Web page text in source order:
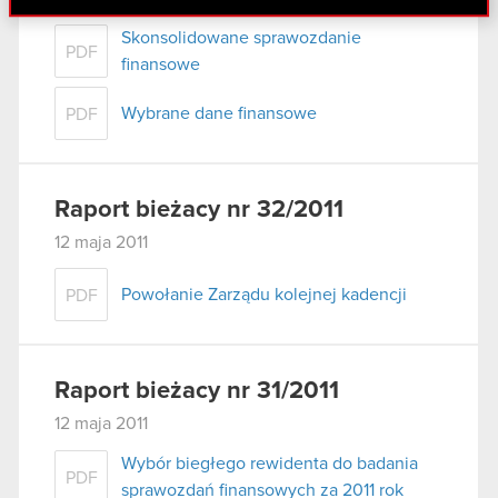
danymi otrzymanymi od Ciebie lub uzyskanymi
podczas korzystania z ich usług. Kontynuując
korzystanie z naszej witryny, zgadasz się na
PDF
Skonsolidowane sprawozdanie
finansowe
PDF Wybrane dane finansowe
Raport bieżacy nr 32/2011
12 maja 2011
PDF Powołanie Zarządu kolejnej kadencji
Raport bieżacy nr 31/2011
12 maja 2011
PDF
Wybór biegłego rewidenta do badania
sprawozdań finansowych za 2011 rok